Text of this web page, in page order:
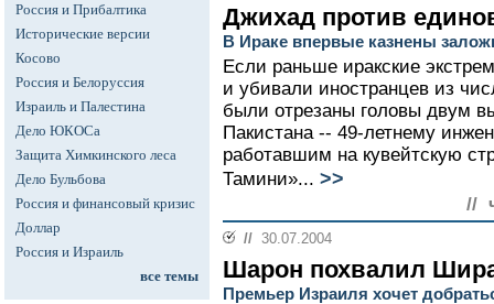
Россия и Прибалтика
Исторические версии
Косово
Россия и Белоруссия
Израиль и Палестина
Дело ЮКОСа
Защита Химкинского леса
Дело Бульбова
Россия и финансовый кризис
Доллар
Россия и Израиль
все темы
Джихад против
В Ираке впервые казнены
Если раньше иракские
и убивали иностранцев из
были отрезаны головы двум
Пакистана -- 49-летнему
работавшим на кувейтскую
Тамини»... >>
//
// 30.07.2004
Шарон похвалил
Премьер Израиля хочет